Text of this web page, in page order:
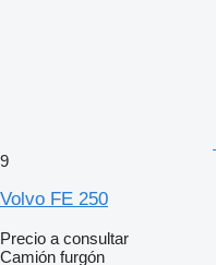
9
Volvo FE 250
Precio a consultar
Camión furgón